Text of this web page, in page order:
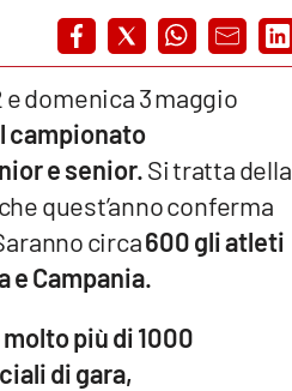
domenica 3 maggio
campionato
e senior.Si tratta della
quest’anno conferma
circa600 gli atleti
e Campania.
più di 1000
di gara,